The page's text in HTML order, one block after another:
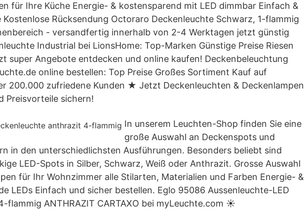
für Ihre Küche Energie- & kostensparend mit LED dimmbar Einfach &
Kostenlose Rücksendung Octoraro Deckenleuchte Schwarz, 1-flammig
- versandfertig innerhalb von 2-4 Werktagen jetzt günstig
Industrial bei LionsHome: Top-Marken Günstige Preise Riesen
super Angebote entdecken und online kaufen! Deckenbeleuchtung
online bestellen: Top Preise Großes Sortiment Kauf auf
200.000 zufriedene Kunden ★ Jetzt Deckenleuchten & Deckenlampen
Preisvorteile sichern!
In unserem Leuchten-Shop finden Sie eine
große Auswahl an Deckenspots und
in den unterschiedlichsten Ausführungen. Besonders beliebt sind
LED-Spots in Silber, Schwarz, Weiß oder Anthrazit. Grosse Auswahl
für Ihr Wohnzimmer alle Stilarten, Materialien und Farben Energie- &
LEDs Einfach und sicher bestellen. Eglo 95086 Aussenleuchte-LED
flammig ANTHRAZIT CARTAXO bei myLeuchte.com ☀